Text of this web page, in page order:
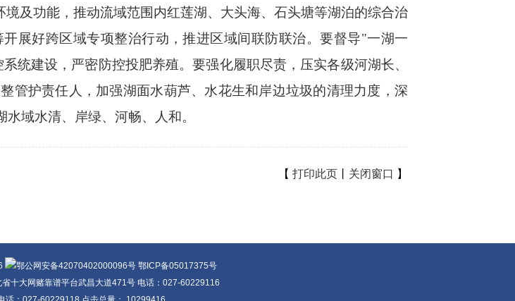
境及功能，推动流域范围内红莲湖、大头海、石头塘等湖泊的综合治
展好跨区域专项整治行动，推进区域间联防联治。要督导"一湖一
统建设，严密防控投肥养殖。要强化履职尽责，压实各级河湖长、
管护责任人，加强湖面水葫芦、水花生和岸边垃圾的清理力度，深
域水清、岸绿、河畅、人和。
【 打印此页 关闭窗口 】
鄂公网安备42070402000096号 鄂ICP备05017375号
十大网赌靠谱平台武昌大道471号 电话：027-60229116